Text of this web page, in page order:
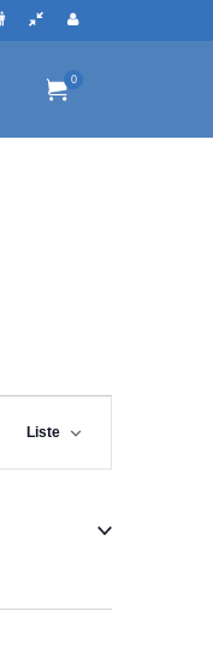
0
Liste